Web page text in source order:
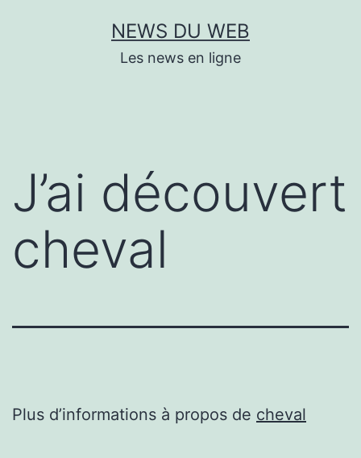
NEWS DU WEB
Les news en ligne
J’ai découvert
cheval
Plus d’informations à propos de cheval